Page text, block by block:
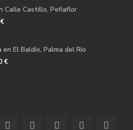
Calle Castillo, Peñaflor
en El Baldío, Palma del Río
€